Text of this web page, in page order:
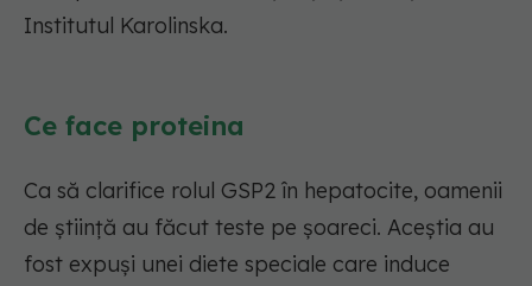
Institutul Karolinska.
Ce face proteina
Ca să clarifice rolul GSP2 în hepatocite, oamenii
de știință au făcut teste pe șoareci. Aceștia au
fost expuși unei diete speciale care induce